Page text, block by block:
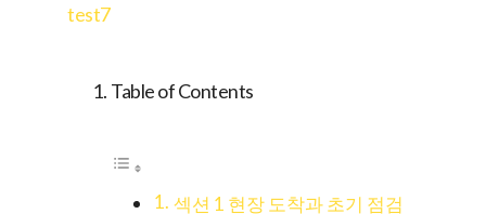
test7
Table of Contents
섹션 1 현장 도착과 초기 점검